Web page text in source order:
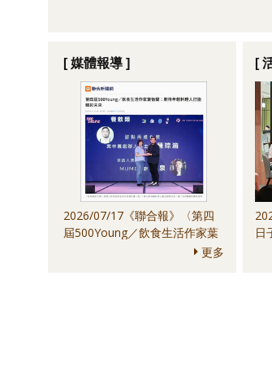
[ 媒體報導 ]
2026/07/17《聯合報》〈第四
屆500Young／飲食生活作家葉
怡蘭：期待年輕料理人打造精彩
更多
[
日